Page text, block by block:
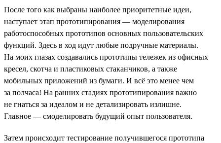
После того как выбраны наиболее приоритетные идеи,
наступает этап прототипирования — моделирования
работоспособных прототипов основных пользовательских
функций. Здесь в ход идут любые подручные материалы.
На моих глазах создавались прототипы тележек из офисных
кресел, скотча и пластиковых стаканчиков, а также
мобильных приложений из бумаги. И всё это менее чем
за полчаса! На ранних стадиях прототипирования важно
не гнаться за идеалом и не детализировать излишне.
Главное — смоделировать будущий опыт пользователя.
Затем происходит тестирование получившегося прототипа